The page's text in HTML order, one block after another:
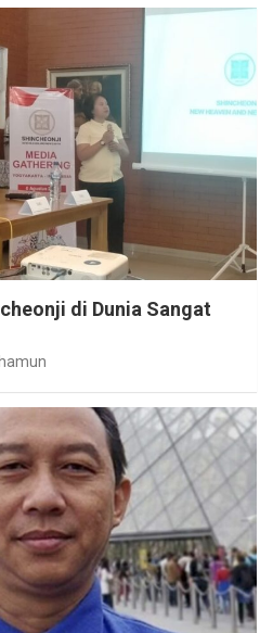
di Dunia Sangat